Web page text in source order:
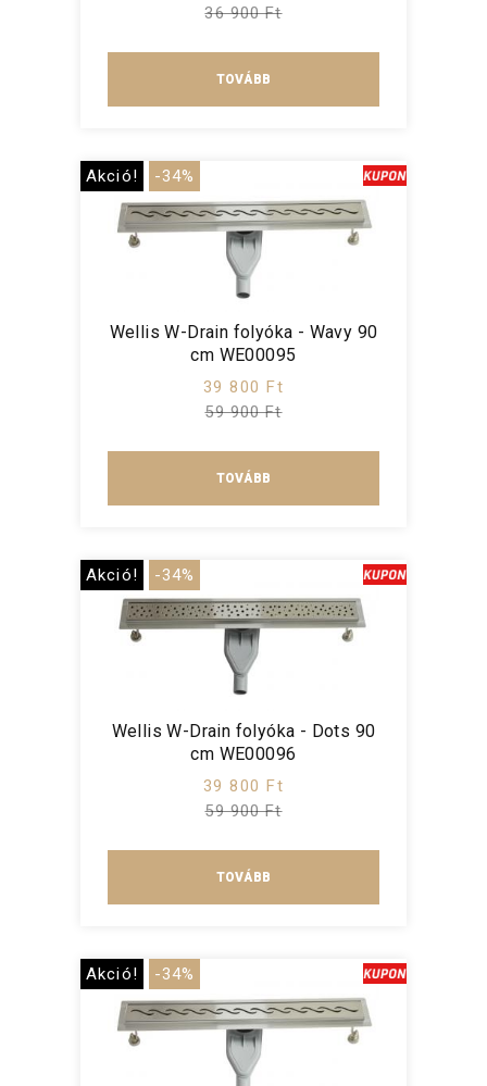
36 900 Ft
TOVÁBB
Akció! -34%
Wellis W-Drain folyóka - Wavy 90
cm WE00095
39 800 Ft
59 900 Ft
TOVÁBB
Akció! -34%
Wellis W-Drain folyóka - Dots 90
cm WE00096
39 800 Ft
59 900 Ft
TOVÁBB
Akció! -34%